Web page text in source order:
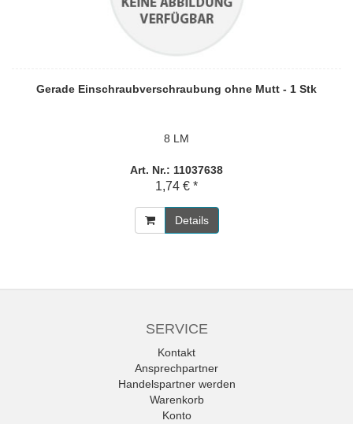
Gerade Einschraubverschraubung ohne Mutt - 1 Stk
8 LM
Art. Nr.: 11037638
1,74 € *
Details
SERVICE
Kontakt
Ansprechpartner
Handelspartner werden
Warenkorb
Konto